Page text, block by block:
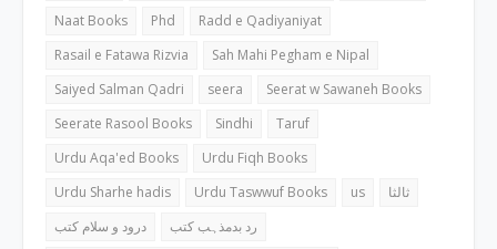
Naat Books
Phd
Radd e Qadiyaniyat
Rasail e Fatawa Rizvia
Sah Mahi Pegham e Nipal
Saiyed Salman Qadri
seera
Seerat w Sawaneh Books
Seerate Rasool Books
Sindhi
Taruf
Urdu Aqa'ed Books
Urdu Fiqh Books
Urdu Sharhe hadis
Urdu Taswwuf Books us
ثالثا
درود و سلام کتب
رد بدمذہب کتب